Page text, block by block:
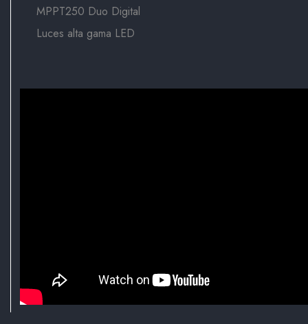
MPPT250 Duo Digital
Luces alta gama LED